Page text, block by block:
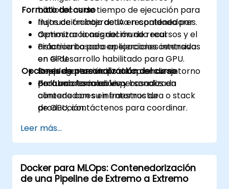
bibliotecas de tiempo de ejecución para
flujos de trabajo de IA en contenedores.
Optimizar la asignación de recursos y el
aislamiento para aplicaciones intensivas
en GPU.
Desplegar servicios de aprendizaje
profundo escalables y basados en
contenedores en entornos de
producción.
Formato del curso
Instrucción interactiva respaldada por
demostraciones del mundo real.
Práctica basada en ejercicios centrada
en el desarrollo habilitado para GPU.
Implementación práctica en un entorno
de laboratorio en vivo.
Opciones de personalización del curso
Para una formación personalizada
alineada con su infraestructura o stack
de GPU, contáctenos para coordinar.
Leer más...
Docker para MLOps: Contenedorización
de una Pipeline de Extremo a Extremo